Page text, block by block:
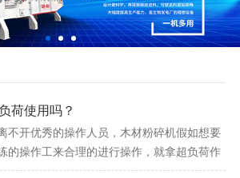
荷使用吗？
不开优秀的操作人员，木材粉碎机假如想要
的操作工来合理的进行操作，就拿超负荷作
千万不能在超负荷的情况下作业的，因为树